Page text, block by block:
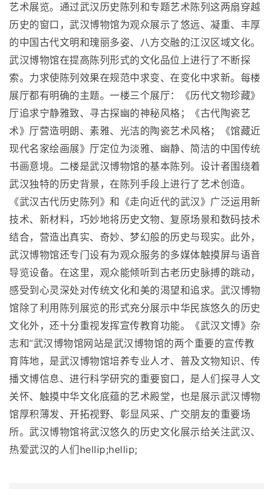
艺术展览。通过武汉历史陈列和专题艺术陈列这两扇穿越
历史的窗口，武汉博物馆为观众展示了悠远、凝重、丰厚
的中国古代文明和瑰丽多姿、八方交融的江汉区域文化。
武汉博物馆在提高陈列形式的文化品位上进行了不断探
索。力求使陈列效果在规范中求变、在变化中求新。每楼
展厅都有明确的主题。一楼三个展厅：《历代文物珍藏》
厅追求宁静雅致、寻古探幽的神秘风格；《古代陶瓷艺
术》厅营造明朗、素雅、光洁的陶瓷艺术风格；《馆藏近
现代名家绘画展》厅定位为淡雅、幽静、简洁的中国传统
书画意境。二楼是武汉博物馆的基本陈列。设计者围绕着
武汉独特的历史背景，在陈列手段上进行了艺术创造。
《武汉古代历史陈列》和《走向近代的武汉》广泛运用新
技术、新材料，巧妙地将历史文物、复原场景和数码技术
结合，营造出真实、奇妙、梦幻般的历史与现实。此外，
武汉博物馆还专门设有为观众服务的多媒体触摸屏与语音
导览设备。在这里，观众能倾听到古老历史脉搏的跳动，
感受到心灵深处对传统文化和美的渴望和追求。武汉博物
馆除了利用陈列展览的形式充分展示中华民族悠久的历史
文化外，还十分重视发挥宣传教育功能。《武汉文博》杂
志和“武汉博物馆网站是武汉博物馆的两个重要的宣传教
育阵地，是武汉博物馆培养专业人才、普及文物知识、传
播文博信息、进行科学研究的重要窗口，是人们探寻人文
关怀、触摸中华文化底蕴的艺术殿堂，也是展示武汉博物
馆厚积薄发、开拓视野、彰显风采、广交朋友的重要场
所。武汉博物馆将武汉悠久的历史文化展示给关注武汉、
热爱武汉的人们hellip;hellip;